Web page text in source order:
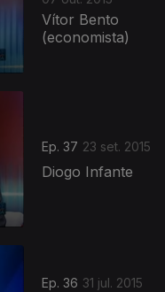
Vítor Bento
(economista)
Ep. 37 23 set. 2015
Diogo Infante
Ep. 36 31 jul. 2015